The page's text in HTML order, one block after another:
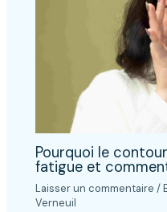
Pourquoi le
fatigue et
Laisser un commentaire /
Verneuil